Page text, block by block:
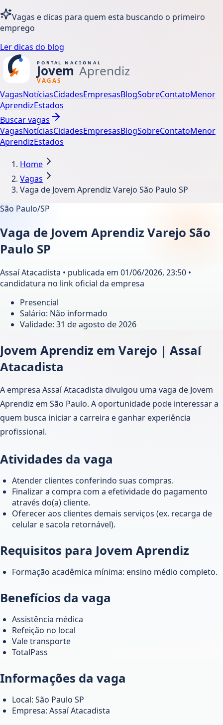
Vagas e dicas para quem esta buscando o primeiro
emprego
Ler dicas do blog
VagasNotíciasCidadesEmpresasBlogSobreContatoMenor
AprendizEstados
Buscar vagas
VagasNotíciasCidadesEmpresasBlogSobreContatoMenor
AprendizEstados
Home
Vagas
Vaga de Jovem Aprendiz Varejo São Paulo SP
São Paulo/SP
Vaga de Jovem Aprendiz Varejo São
Paulo SP
Assaí Atacadista • publicada em 01/06/2026, 23:50 •
candidatura no link oficial da empresa
Presencial
Salário: Não informado
Validade: 31 de agosto de 2026
Jovem Aprendiz em Varejo | Assaí
Atacadista
A empresa Assaí Atacadista divulgou uma vaga de Jovem
Aprendiz em São Paulo. A oportunidade pode interessar a
quem busca iniciar a carreira e ganhar experiência
profissional.
Atividades da vaga
Atender clientes conferindo suas compras.
Finalizar a compra com a efetividade do pagamento
através do(a) cliente.
Oferecer aos clientes demais serviços (ex. recarga de
celular e sacola retornável).
Requisitos para Jovem Aprendiz
Formação acadêmica mínima: ensino médio completo.
Benefícios da vaga
Assistência médica
Refeição no local
Vale transporte
TotalPass
Informações da vaga
Local: São Paulo SP
Empresa: Assaí Atacadista